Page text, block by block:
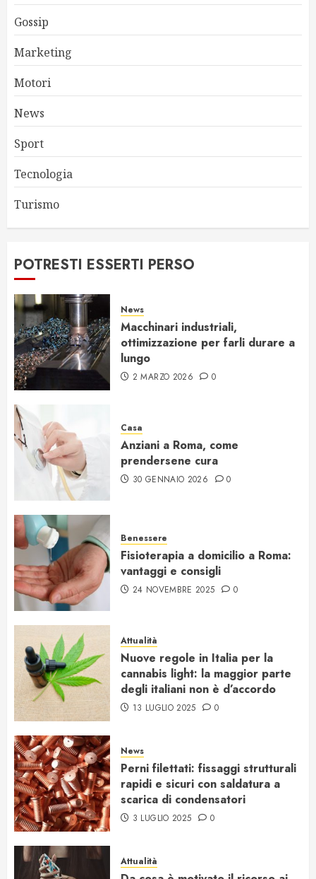
Gossip
Marketing
Motori
News
Sport
Tecnologia
Turismo
POTRESTI ESSERTI PERSO
News
Macchinari industriali,
ottimizzazione per farli durare a
lungo
2 MARZO 2026 0
Casa
Anziani a Roma, come
prendersene cura
30 GENNAIO 2026 0
Benessere
Fisioterapia a domicilio a Roma:
vantaggi e consigli
24 NOVEMBRE 2025 0
Attualità
Nuove regole in Italia per la
cannabis light: la maggior parte
degli italiani non è d’accordo
13 LUGLIO 2025 0
News
Perni filettati: fissaggi strutturali
rapidi e sicuri con saldatura a
scarica di condensatori
3 LUGLIO 2025 0
Attualità